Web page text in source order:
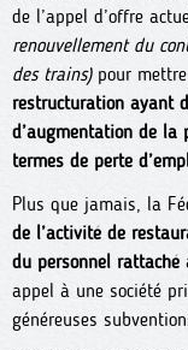
de l’appel d’offre
renouvellement du
des trains)pour
restructuration ayant
d’augmentation de
termes de perte
Plus que jamais, la
de l’activité de
du personnel rattaché
appel à une société
généreuses